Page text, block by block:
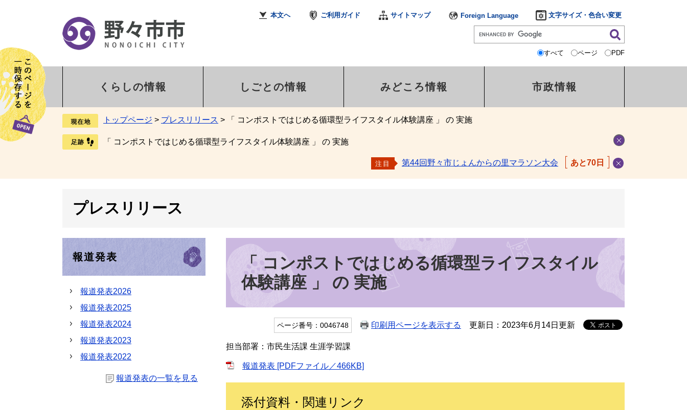
本文へ ご利用ガイド サイトマップ Foreign Language 文字サイズ・色合い変更
すべて ページ PDF
くらしの情報 しごとの情報 みどころ情報 市政情報
トップページ > プレスリリース > 「 コンポストではじめる循環型ライフスタイル体験講座 」 の 実施
「 コンポストではじめる循環型ライフスタイル体験講座 」 の 実施
注目 第44回野々市じょんからの里マラソン大会 あと70日
プレスリリース
「 コンポストではじめる循環型ライフスタイル
体験講座 」 の 実施
ページ番号：0046748 印刷用ページを表示する 更新日：2023年6月14日更新
担当部署：市民生活課 生涯学習課
報道発表 [PDFファイル／466KB]
添付資料・関連リンク
報道発表
報道発表2026
報道発表2025
報道発表2024
報道発表2023
報道発表2022
報道発表の一覧を見る